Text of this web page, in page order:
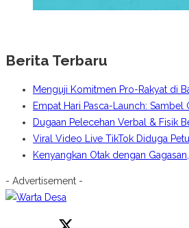
Berita Terbaru
Menguji Komitmen Pro-Rakyat di
Empat Hari Pasca-Launch:
Dugaan Pelecehan Verbal & Fisik
Viral Video Live TikTok Diduga
Kenyangkan Otak dengan
- Advertisement -